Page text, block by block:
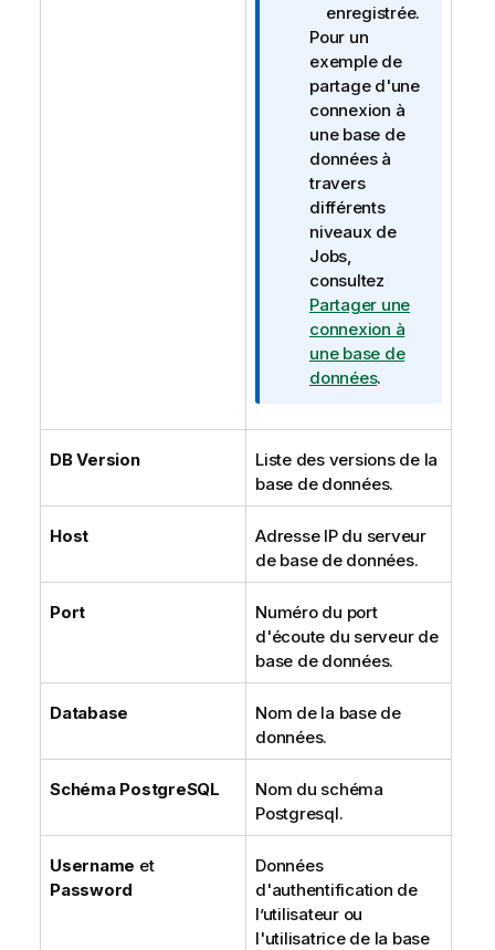
enregistrée.
Pour un
exemple de
partage d'une
connexion à
une base de
données à
travers
différents
niveaux de
Jobs,
consultez
Partager une
connexion à
une base de
données.
DB Version
Liste des versions de la
base de données.
Host
Adresse IP du serveur
de base de données.
Port
Numéro du port
d'écoute du serveur de
base de données.
Database
Nom de la base de
données.
Schéma PostgreSQL
Nom du schéma
Postgresql.
Username et
Password
Données
d'authentification de
l’utilisateur ou
l'utilisatrice de la base